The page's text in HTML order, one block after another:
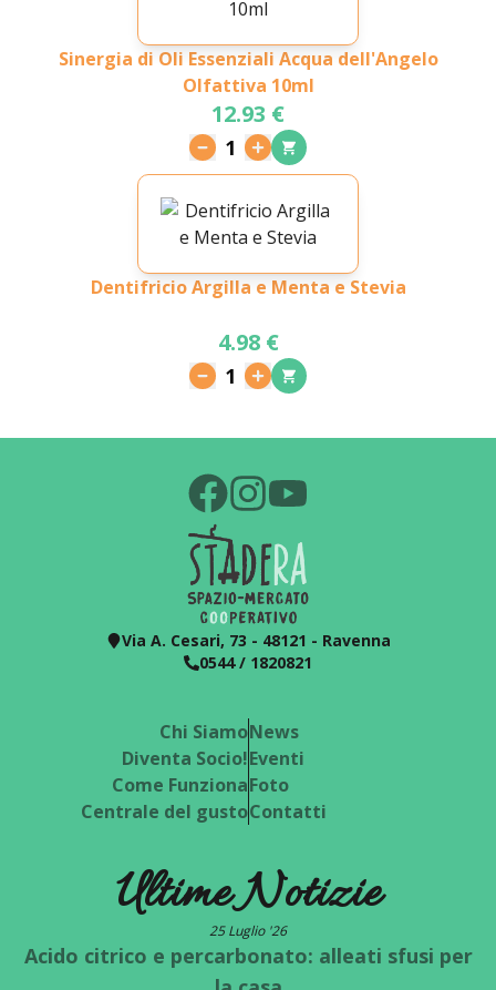
Sinergia di Oli Essenziali Acqua dell'Angelo
Olfattiva 10ml
12.93 €
1
Dentifricio Argilla e Menta e Stevia
4.98 €
1
Via A. Cesari, 73 - 48121 - Ravenna
0544 / 1820821
Chi Siamo
Diventa Socio!
Come Funziona
Centrale del gusto
News
Eventi
Foto
Contatti
Ultime Notizie
25 Luglio '26
Acido citrico e percarbonato: alleati sfusi per